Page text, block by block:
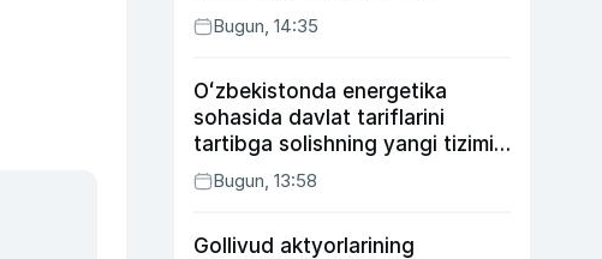
kuchaytirdi
Bugun, 14:35
Oʻzbekistonda energetika
sohasida davlat tariflarini
tartibga solishning yangi tizimi
joriy etildi
Bugun, 13:58
Gollivud aktyorlarining